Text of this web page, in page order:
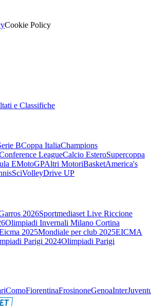
Cookie Policy
e Classifiche
BCoppa ItaliaChampions
LeagueCalcio EsteroSupercoppa
EMotoGPAltri MotoriBasketAmerica's
SciVolleyDrive UP
2026Sportmediaset Live Riccione
Olimpiadi Invernali Milano Cortina
2025Mondiale per club 2025EICMA
Parigi 2024Olimpiadi Parigi
ComoFiorentinaFrosinoneGenoaInter